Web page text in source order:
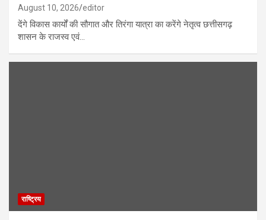
August 10, 2026 editor
देंगे विकास कार्यों की सौगात और तिरंगा यात्रा का करेंगे नेतृत्व छत्तीसगढ़
शासन के राजस्व एवं…
राष्ट्रिय